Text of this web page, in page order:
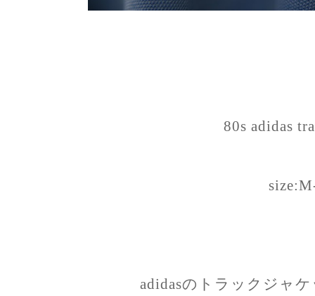
80s adidas
adidasのトラックジャ